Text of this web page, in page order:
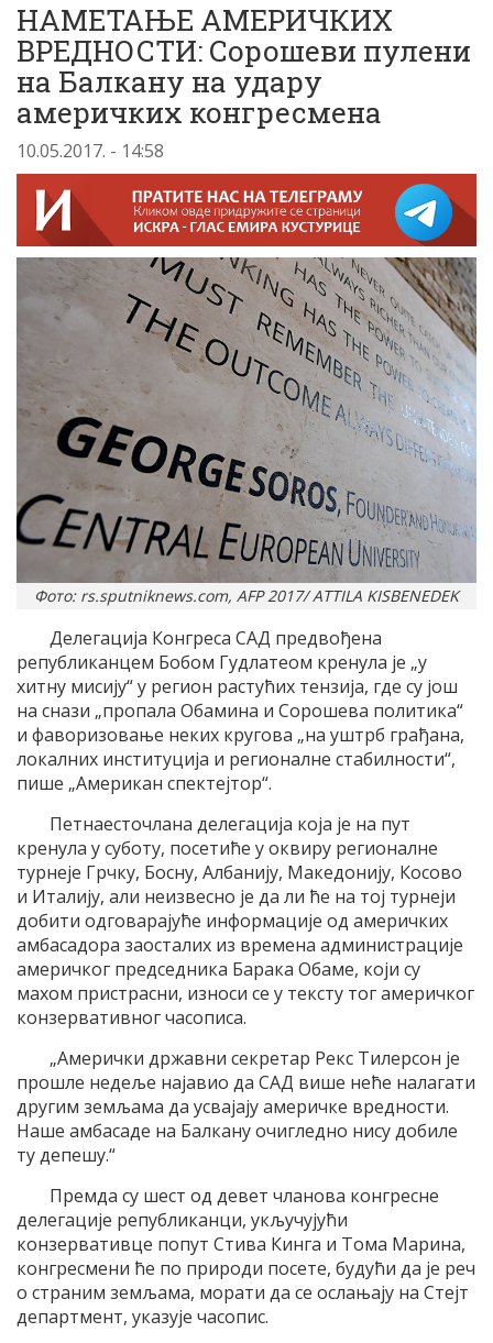
НАМЕТАЊЕ АМЕРИЧКИХ
ВРЕДНОСТИ: Сорошеви пулени
на Балкану на удару
америчких конгресмена
10.05.2017. - 14:58
Фото: rs.sputniknews.com, AFP 2017/ ATTILA KISBENEDEK
Делегација Конгреса САД предвођена
републиканцем Бобом Гудлатеом кренула је „у
хитну мисију“ у регион растућих тензија, где су још
на снази „пропала Обамина и Сорошева политика“
и фаворизовање неких кругова „на уштрб грађана,
локалних институција и регионалне стабилности“,
пише „Американ спектејтор“.
Петнаесточлана делегација која је на пут
кренула у суботу, посетиће у оквиру регионалне
турнеје Грчку, Босну, Албанију, Македонију, Косово
и Италију, али неизвесно је да ли ће на тој турнеји
добити одговарајуће информације од америчких
амбасадора заосталих из времена администрације
америчког председника Барака Обаме, који су
махом пристрасни, износи се у тексту тог америчког
конзервативног часописа.
„Амерички државни секретар Рекс Тилерсон је
прошле недеље најавио да САД више неће налагати
другим земљама да усвајају америчке вредности.
Наше амбасаде на Балкану очигледно нису добиле
ту депешу.“
Премда су шест од девет чланова конгресне
делегације републиканци, укључујући
конзервативце попут Стива Кинга и Тома Марина,
конгресмени ће по природи посете, будући да је реч
о страним земљама, морати да се ослањају на Стејт
департмент, указује часопис.